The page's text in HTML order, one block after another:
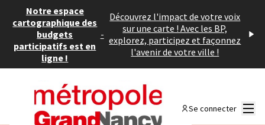
Notre espace
cartographique des
budgets
participatifs est en
ligne !
-
Découvrez l'impact de votre voix
sur une carte ! Avec les BP,
explorez, participez et façonnez
l'avenir de votre ville !
Se connecter